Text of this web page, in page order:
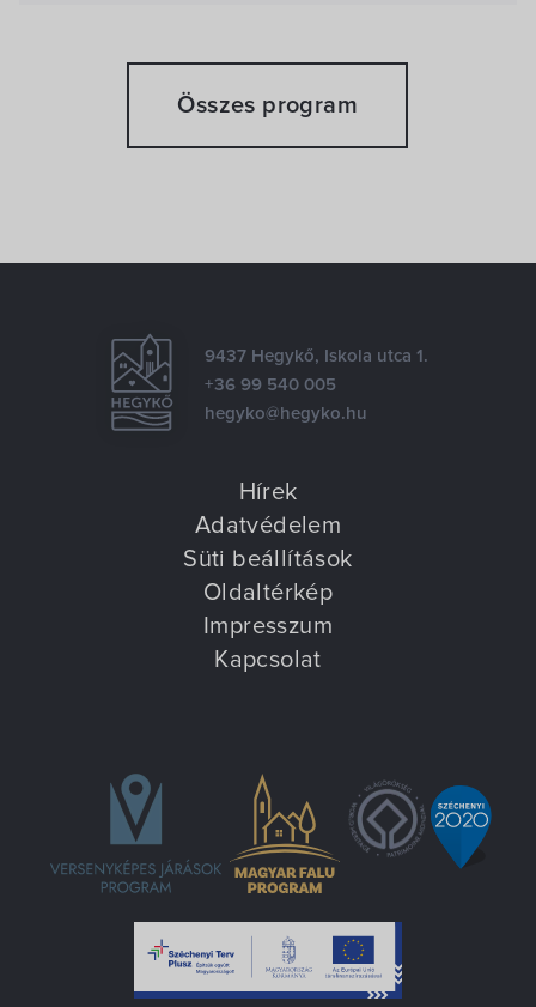
Összes program
9437 Hegykő, Iskola utca 1.
+36 99 540 005
hegyko@hegyko.hu
Hírek
Adatvédelem
Süti beállítások
Oldaltérkép
Impresszum
Kapcsolat